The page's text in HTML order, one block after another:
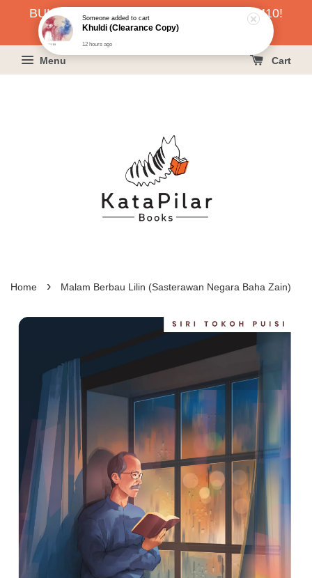
BUKU HARGA RAHMAH SERENDAH RM10!
KLIK SINI UNTUK PESAN!
Menu Cart
Home › Malam Berbau Lilin (Sasterawan Negara Baha Zain)
12 hours ago